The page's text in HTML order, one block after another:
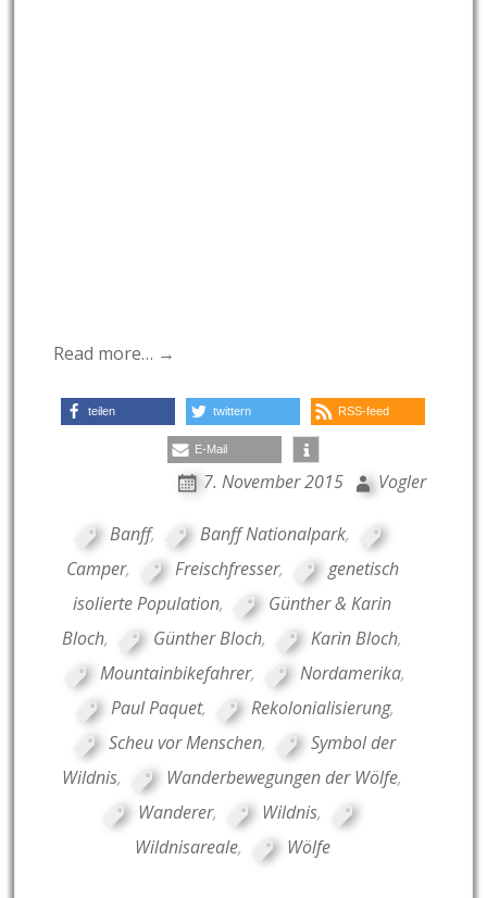
Read more… →
teilen twittern RSS-feed
E-Mail
7. November 2015 Vogler
Banff, Banff Nationalpark,
Camper, Freischfresser,
genetisch
isolierte Population,
Günther & Karin
Bloch, Günther Bloch, Karin Bloch,
Mountainbikefahrer, Nordamerika,
Paul Paquet, Rekolonialisierung,
Scheu vor Menschen,
Symbol der
Wildnis, Wanderbewegungen der Wölfe,
Wanderer, Wildnis,
Wildnisareale, Wölfe